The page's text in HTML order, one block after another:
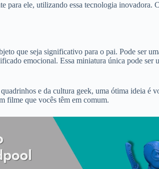
ele, utilizando essa tecnologia inovadora.
que seja significativo para o pai. Pode ser
emocional. Essa miniatura única pode
e da cultura geek, uma ótima ideia
filme que vocês têm em comum.